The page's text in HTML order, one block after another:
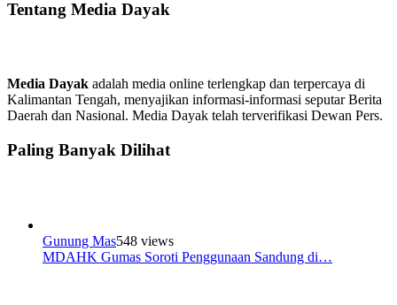
Tentang Media Dayak
Media Dayak adalah media online terlengkap dan terpercaya di
Kalimantan Tengah, menyajikan informasi-informasi seputar Berita
Daerah dan Nasional. Media Dayak telah terverifikasi Dewan Pers.
Paling Banyak Dilihat
Gunung Mas548 views
MDAHK Gumas Soroti Penggunaan Sandung di…